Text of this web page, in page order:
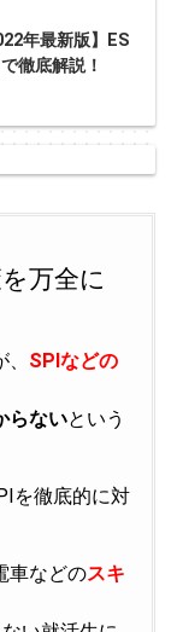
年最新版】ES
徹底解説！
万全に
SPIなどの
らないという
を徹底的に対
車などのスキ